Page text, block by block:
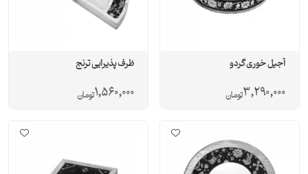
آجیل خوری گردو
3,290,000تومان
ظرف پذیرایی ترنج
1,560,000تومان